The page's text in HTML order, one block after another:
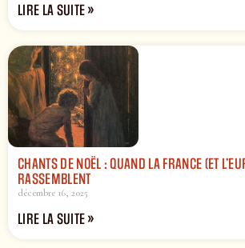
LIRE LA SUITE »
CHANTS DE NOËL : QUAND LA FRANCE (ET
RASSEMBLENT
décembre 16, 2025
LIRE LA SUITE »